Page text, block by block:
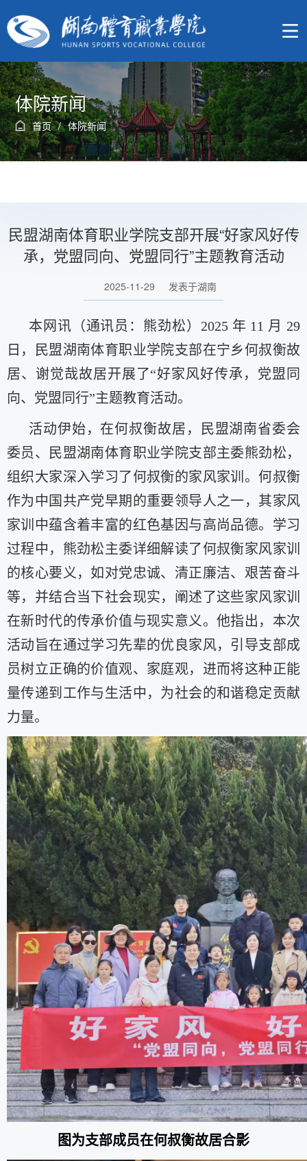
体院新闻
首页 / 体院新闻
民盟湖南体育职业学院支部开展“好家风好传
承，党盟同向、党盟同行”主题教育活动
2025-11-29 发表于湖南
本网讯（通讯员：熊劲松）2025 年 11 月 29
日，民盟湖南体育职业学院支部在宁乡何叔衡故
居、谢觉哉故居开展了“好家风好传承，党盟同
向、党盟同行”主题教育活动。
活动伊始，在何叔衡故居，民盟湖南省委会
委员、民盟湖南体育职业学院支部主委熊劲松，
组织大家深入学习了何叔衡的家风家训。何叔衡
作为中国共产党早期的重要领导人之一，其家风
家训中蕴含着丰富的红色基因与高尚品德。学习
过程中，熊劲松主委详细解读了何叔衡家风家训
的核心要义，如对党忠诚、清正廉洁、艰苦奋斗
等，并结合当下社会现实，阐述了这些家风家训
在新时代的传承价值与现实意义。他指出，本次
活动旨在通过学习先辈的优良家风，引导支部成
员树立正确的价值观、家庭观，进而将这种正能
量传递到工作与生活中，为社会的和谐稳定贡献
力量。
图为支部成员在何叔衡故居合影